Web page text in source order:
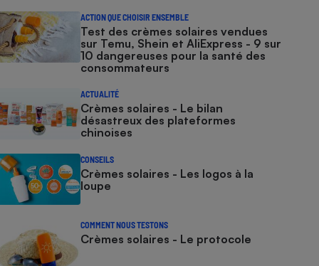
ACTION QUE CHOISIR ENSEMBLE
Test des crèmes solaires vendues
sur Temu, Shein et AliExpress - 9 sur
10 dangereuses pour la santé des
consommateurs
ACTUALITÉ
Crèmes solaires - Le bilan
désastreux des plateformes
chinoises
CONSEILS
Crèmes solaires - Les logos à la
loupe
COMMENT NOUS TESTONS
Crèmes solaires - Le protocole